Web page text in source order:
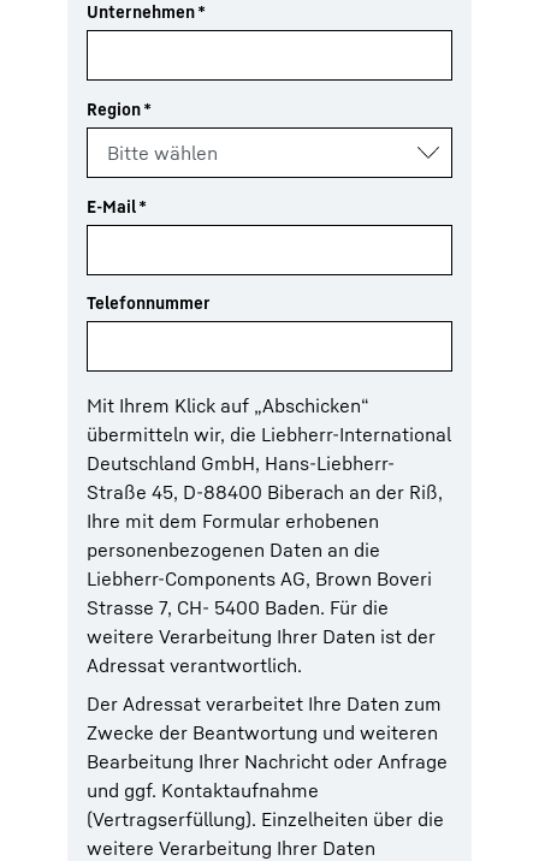
Unternehmen*
Region*
E-Mail*
Telefonnummer
Mit Ihrem Klick auf „Abschicken“
übermitteln wir, die Liebherr-International
Deutschland GmbH, Hans-Liebherr-
Straße 45, D-88400 Biberach an der Riß,
Ihre mit dem Formular erhobenen
personenbezogenen Daten an die
Liebherr-Components AG, Brown Boveri
Strasse 7, CH- 5400 Baden. Für die
weitere Verarbeitung Ihrer Daten ist der
Adressat verantwortlich.
Der Adressat verarbeitet Ihre Daten zum
Zwecke der Beantwortung und weiteren
Bearbeitung Ihrer Nachricht oder Anfrage
und ggf. Kontaktaufnahme
(Vertragserfüllung). Einzelheiten über die
weitere Verarbeitung Ihrer Daten